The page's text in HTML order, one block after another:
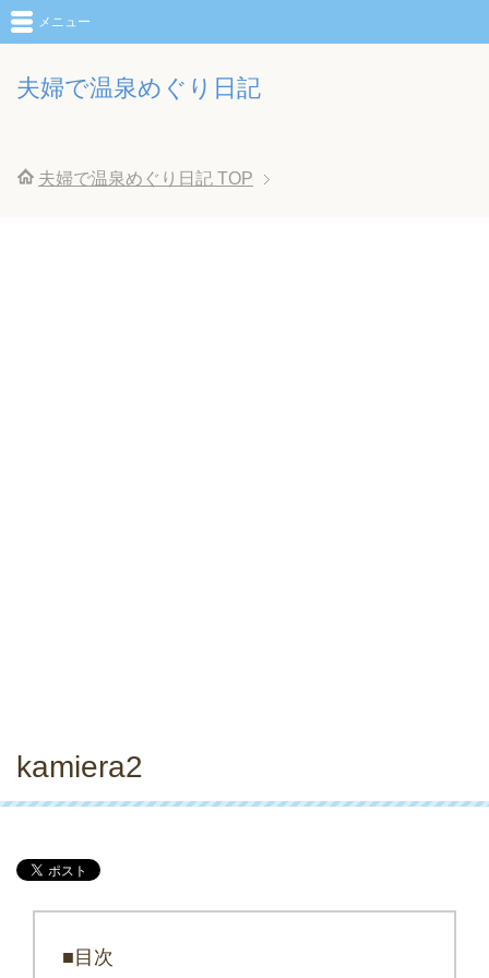
夫婦で温泉めぐり日記
メニュー
夫婦で温泉めぐり日記 TOP
kamiera2
■目次